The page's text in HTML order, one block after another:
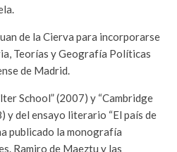
de la Cierva para incorporarse
Teorías y Geografía Políticas
de Madrid.
School” (2007) y “Cambridge
y del ensayo literario “El país de
publicado la monografía
Ramiro de Maeztu y las